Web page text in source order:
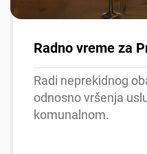
Radno vreme za
Radi neprekidnog
odnosno vršenja
komunalnom.